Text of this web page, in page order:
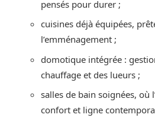
pensés pour durer ;
cuisines déjà équipées,
l’emménagement ;
domotique intégrée :
chauffage et des lueurs ;
salles de bain soignées, où
confort et ligne